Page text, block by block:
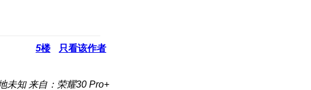
5楼 只看该作者
未知 来自：荣耀30 Pro+